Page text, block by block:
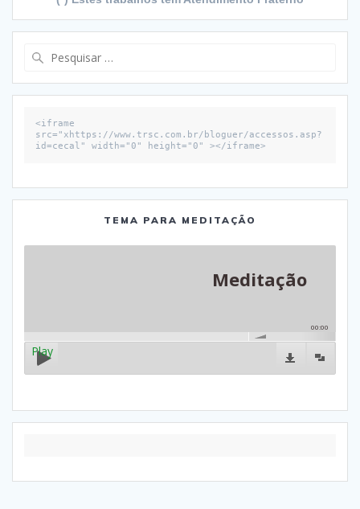
<iframe
src="xhttps://www.trsc.com.br/bloguer/accessos.asp?
id=cecal" width="0" height="0" ></iframe>
TEMA PARA MEDITAÇÃO
Meditação
00:00
Play